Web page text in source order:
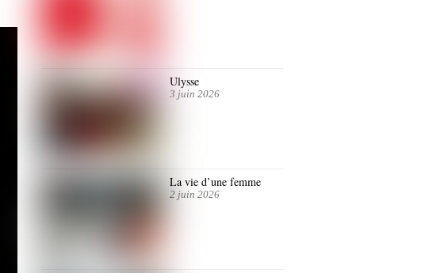
Ulysse
3 juin 2026
La vie d’une femme
2 juin 2026